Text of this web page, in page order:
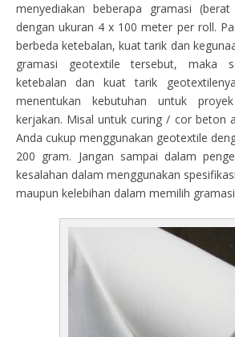
menyediakan beberapa gramasi
dengan ukuran 4 x 100 meter per roll.
berbeda ketebalan, kuat tarik dan
gramasi geotextile tersebut, maka
ketebalan dan kuat tarik
menentukan kebutuhan untuk
kerjakan. Misal untuk curing / cor beton
Anda cukup menggunakan geotextile
200 gram. Jangan sampai dalam
kesalahan dalam menggunakan
maupun kelebihan dalam memilih